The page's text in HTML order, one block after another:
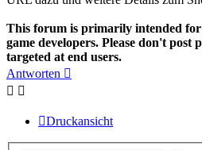
This forum is primarily intended for
game developers. Please don't
targeted at end users.
Antworten
Druckansicht